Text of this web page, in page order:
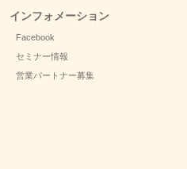
インフォメーション
Facebook
セミナー情報
営業パートナー募集